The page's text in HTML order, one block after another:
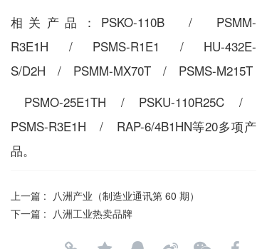
相关产品：PSKO-110B / PSMM-
R3E1H / PSMS-R1E1 / HU-432E-
S/D2H / PSMM-MX70T / PSMS-M215T
PSMO-25E1TH / PSKU-110R25C /
PSMS-R3E1H / RAP-6/4B1HN等20多项产
品。
上一篇 : 八洲产业（制造业通讯第 60 期）
下一篇 : 八洲工业热卖品牌